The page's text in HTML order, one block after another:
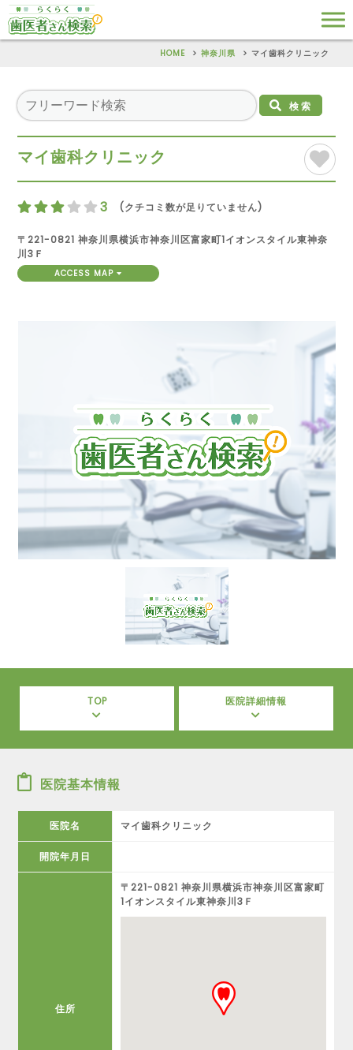
HOME 神奈川県 マイ歯科クリニック
検索
マイ歯科クリニック
3 (クチコミ数が足りていません)
〒221-0821 神奈川県横浜市神奈川区富家町1イオンスタイル東神奈
川3Ｆ
ACCESS MAP
TOP 医院詳細情報
医院基本情報
医院名 マイ歯科クリニック
開院年月日
住所
〒221-0821 神奈川県横浜市神奈川区富家町
1イオンスタイル東神奈川3Ｆ